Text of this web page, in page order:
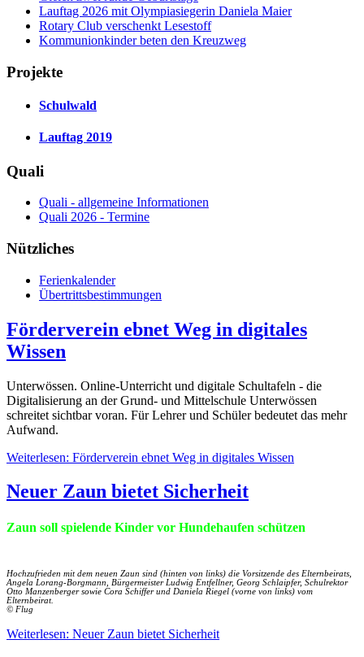
Lauftag 2026 mit Olympiasiegerin Daniela Maier
Rotary Club verschenkt Lesestoff
Kommunionkinder beten den Kreuzweg
Projekte
Schulwald
Lauftag 2019
Quali
Quali - allgemeine Informationen
Quali 2026 - Termine
Nützliches
Ferienkalender
Übertrittsbestimmungen
Förderverein ebnet Weg in digitales
Wissen
Unterwössen. Online-Unterricht und digitale Schultafeln - die
Digitalisierung an der Grund- und Mittelschule Unterwössen
schreitet sichtbar voran. Für Lehrer und Schüler bedeutet das mehr
Aufwand.
Weiterlesen: Förderverein ebnet Weg in digitales Wissen
Neuer Zaun bietet Sicherheit
Zaun soll spielende Kinder vor Hundehaufen schützen
Hochzufrieden mit dem neuen Zaun sind (hinten von links) die Vorsitzende des Elternbeirats,
Angela Lorang-Borgmann, Bürgermeister Ludwig Entfellner, Georg Schlaipfer, Schulrektor
Otto Manzenberger sowie Cora Schiffer und Daniela Riegel (vorne von links) vom
Elternbeirat.
© Flug
Weiterlesen: Neuer Zaun bietet Sicherheit